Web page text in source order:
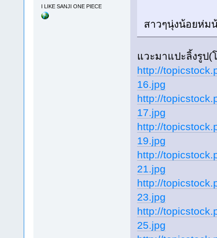
I LIKE SANJI ONE PIECE
สาวๆนุ่งน้อยห่ม
แวะมาแปะลิ้งรูป
http://
16.jpg
http://
17.jpg
http://
19.jpg
http://
21.jpg
http://
23.jpg
http://
25.jpg